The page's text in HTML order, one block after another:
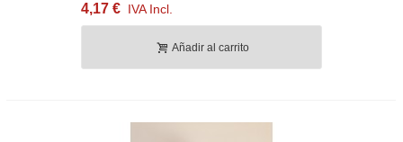
4,17 € IVA Incl.
Añadir al carrito